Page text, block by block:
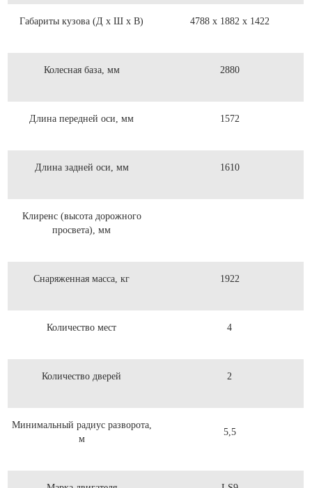
Габариты кузова (Д x Ш x В) 4788 x 1882 x 1422
Колесная база, мм 2880
Длина передней оси, мм 1572
Длина задней оси, мм 1610
Клиренс (высота дорожного
просвета), мм
Снаряженная масса, кг 1922
Количество мест 4
Количество дверей 2
Минимальный радиус разворота,
м
5,5